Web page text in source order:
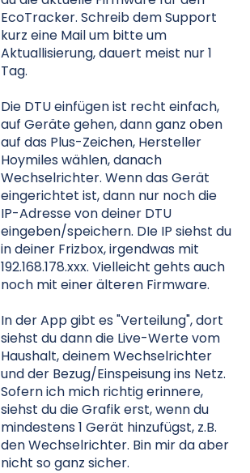
EcoTracker. Schreib dem Support
kurz eine Mail um bitte um
Aktuallisierung, dauert meist nur 1
Tag.
Die DTU einfügen ist recht einfach,
auf Geräte gehen, dann ganz oben
auf das Plus-Zeichen, Hersteller
Hoymiles wählen, danach
Wechselrichter. Wenn das Gerät
eingerichtet ist, dann nur noch die
IP-Adresse von deiner DTU
eingeben/speichern. DIe IP siehst du
in deiner Frizbox, irgendwas mit
192.168.178.xxx. Vielleicht gehts auch
noch mit einer älteren Firmware.
In der App gibt es "Verteilung", dort
siehst du dann die Live-Werte vom
Haushalt, deinem Wechselrichter
und der Bezug/Einspeisung ins Netz.
Sofern ich mich richtig erinnere,
siehst du die Grafik erst, wenn du
mindestens 1 Gerät hinzufügst, z.B.
den Wechselrichter. Bin mir da aber
nicht so ganz sicher.